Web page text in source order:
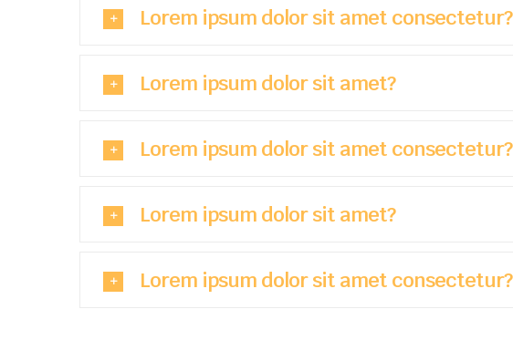
Lorem ipsum dolor sit amet consectetur?
Lorem ipsum dolor sit amet?
Lorem ipsum dolor sit amet consectetur?
Lorem ipsum dolor sit amet?
Lorem ipsum dolor sit amet consectetur?